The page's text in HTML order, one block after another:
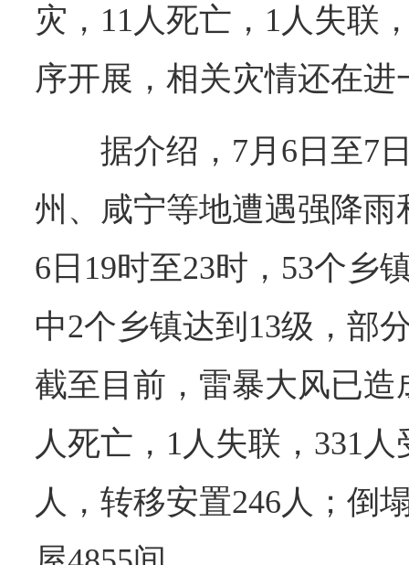
灾，11人死亡，1人失联
序开展，相关灾情还在进
据介绍，7月6日至7
州、咸宁等地遭遇强降
6日19时至23时，53个乡
中2个乡镇达到13级，部
截至目前，雷暴大风已造
人死亡，1人失联，331
人，转移安置246人；倒